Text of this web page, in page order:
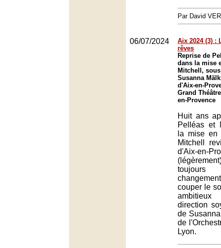
Par David
06/07/2024
Aix 2024 (3) :
rêves
Reprise de
dans la mise
Mitchell,
Susanna
d'Aix-en-
Grand
en-Provence
Huit ans
Pelléas et
la mise en
Mitchell
d'Aix-en-
couper le
direction
de
de
Lyon.